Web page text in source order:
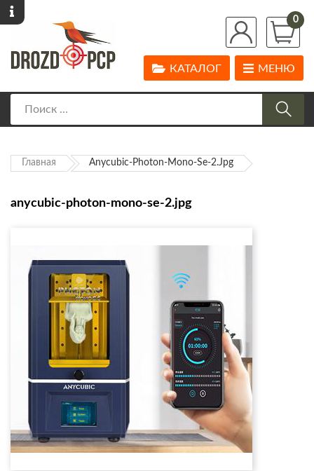
0
МЕНЮ
КАТАЛОГ
Главная Anycubic-Photon-Mono-Se-2.jpg
anycubic-photon-mono-se-2.jpg